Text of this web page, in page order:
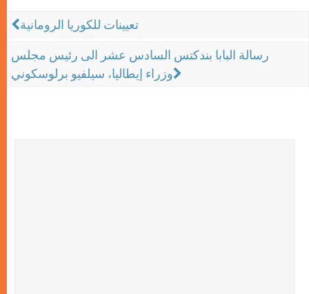
تعيينات للكوريا الرومانية
رسالة البابا بندكتس السادس عشر الى رئيس مجلس
وزراء إيطاليا، سيلفيو برلوسكوني